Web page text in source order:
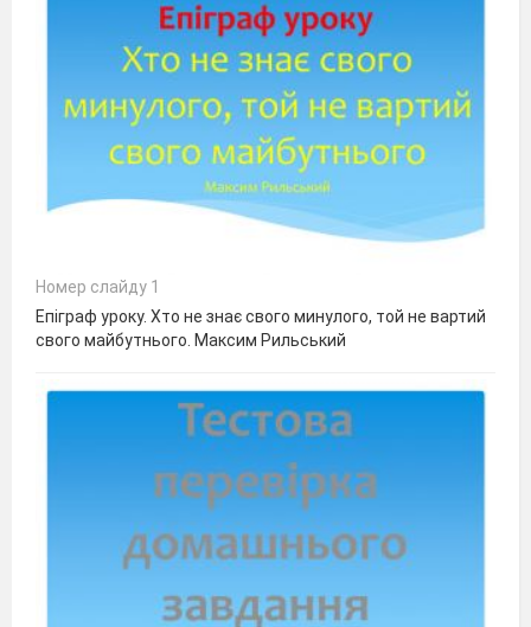
Номер слайду 1
Епіграф уроку. Хто не знає свого минулого, той не вартий
свого майбутнього. Максим Рильський